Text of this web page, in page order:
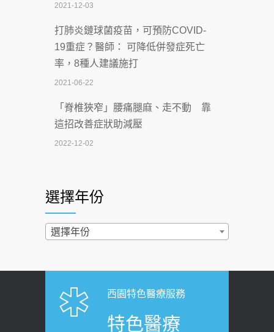
2026-07-06
【115年臺北市「防癌保衛戰：健康好禮
一手刮」】 宣導
2026-07-02
2026-07-02
4連霸議員黃秋澤癌逝！食道癌為何奪命
西園醫院55周年 7／10捐血公益活動 邀
民眾熱血響應
2026-06-30
健康肛門痛都是痔瘡?醫談瘍瘍瘻管與肛
裂差異 逾50歲民眾可做1事
2021-12-03
打肺炎鏈球菌疫苗，可預防COVID-
19重症？醫師： 可降低併發症死亡
率，8種人建議施打
2021-06-22
「脊椎狹窄」腰痛腿麻、走不動 靠
這招改善症狀助減壓
2022-12-02
2022-02-17
過量維生素D和鈣恐罹癌? 醫師釋
「落枕」不要大力按脖子！ 1招「伸
展運動」預防落枕
選擇年份
選擇年份
西園特色醫療服務
特色醫療